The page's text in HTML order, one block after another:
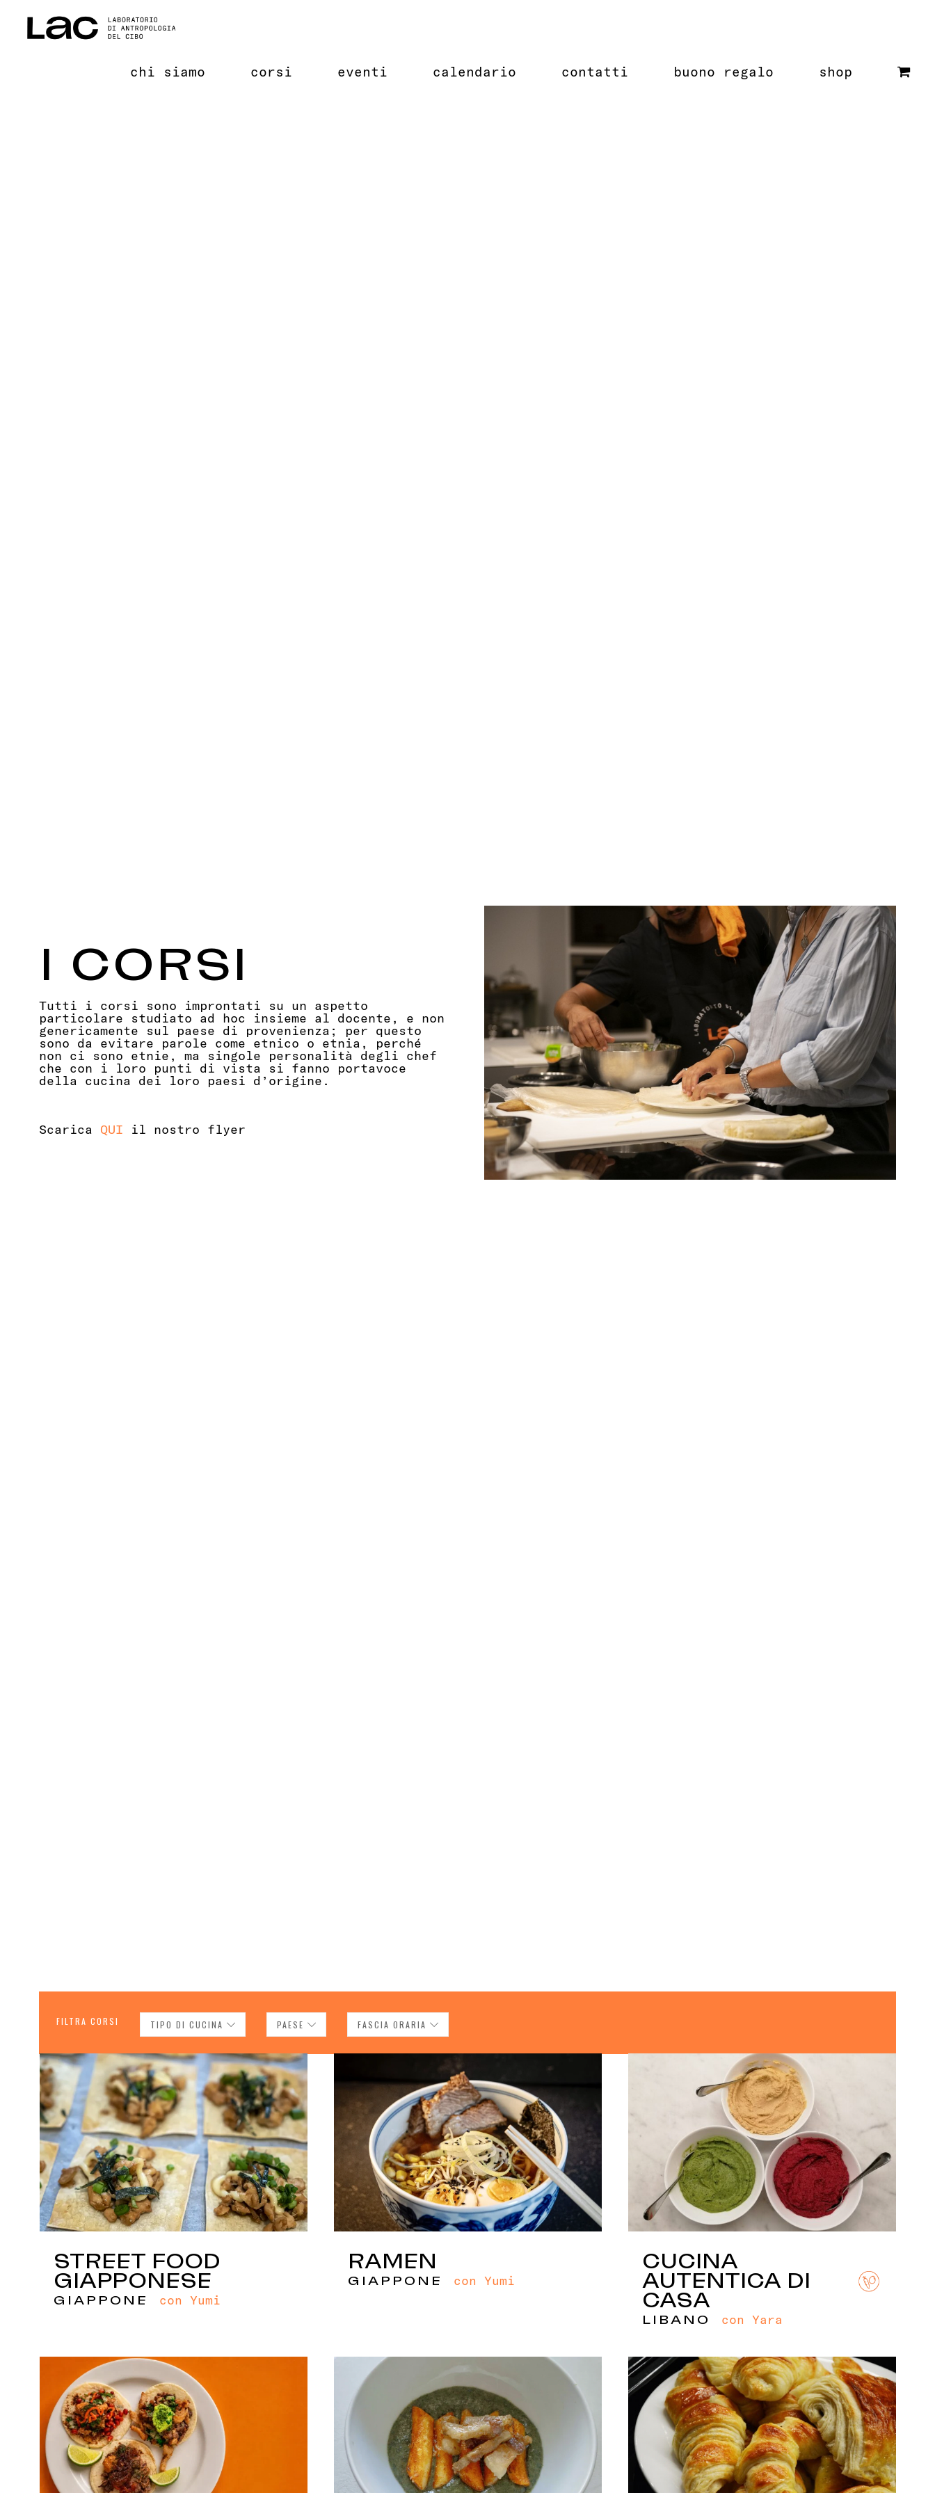
contenuto
chi siamo corsi eventi calendario contatti buono regalo shop
I CORSI
Tutti i corsi sono improntati su un aspetto
particolare studiato ad hoc insieme al docente, e non
genericamente sul paese di provenienza; per questo
sono da evitare parole come etnico o etnia, perché
non ci sono etnie, ma singole personalità degli chef
che con i loro punti di vista si fanno portavoce
della cucina dei loro paesi d’origine.
Scarica QUI il nostro flyer
FILTRA CORSI TIPO DI CUCINA PAESE FASCIA ORARIA
STREET FOOD
GIAPPONESE
GIAPPONE con Yumi
RAMEN
GIAPPONE con Yumi
CUCINA
AUTENTICA DI
CASA
LIBANO con Yara